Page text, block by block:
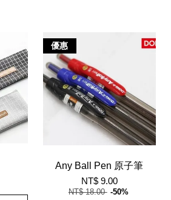
優惠
Any Ball Pen 原子筆
NT$ 9.00
NT$ 18.00 -50%